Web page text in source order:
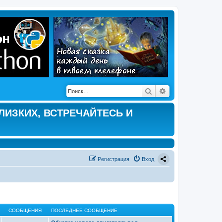
Поиск
ВСТРЕЧАЙТЕСЬ И
Вход
Регистрация
СООБЩЕНИЯ ПОСЛЕДНЕЕ СООБЩЕНИЕ